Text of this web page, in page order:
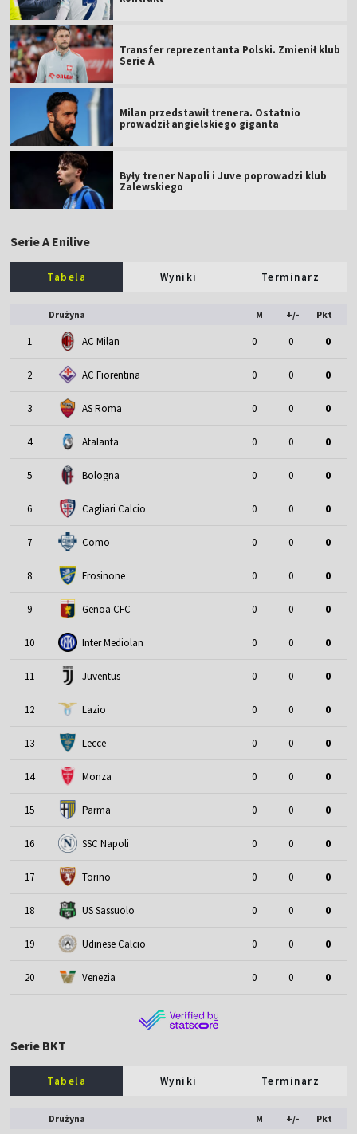
Transfer reprezentanta Polski. Zmienił klub
Serie A
Milan przedstawił trenera. Ostatnio
prowadził angielskiego giganta
Były trener Napoli i Juve poprowadzi klub
Zalewskiego
Serie A Enilive
Tabela Wyniki Terminarz
Drużyna M +/- Pkt
1 AC Milan 0 0 0
2 AC Fiorentina 0 0 0
3 AS Roma 0 0 0
4 Atalanta 0 0 0
5 Bologna 0 0 0
6 Cagliari Calcio 0 0 0
7 Como 0 0 0
8 Frosinone 0 0 0
9 Genoa CFC 0 0 0
10 Inter Mediolan 0 0 0
11 Juventus 0 0 0
12 Lazio 0 0 0
13 Lecce 0 0 0
14 Monza 0 0 0
15 Parma 0 0 0
16 SSC Napoli 0 0 0
17 Torino 0 0 0
18 US Sassuolo 0 0 0
19 Udinese Calcio 0 0 0
20 Venezia 0 0 0
Serie BKT
Tabela Wyniki Terminarz
Drużyna M +/- Pkt